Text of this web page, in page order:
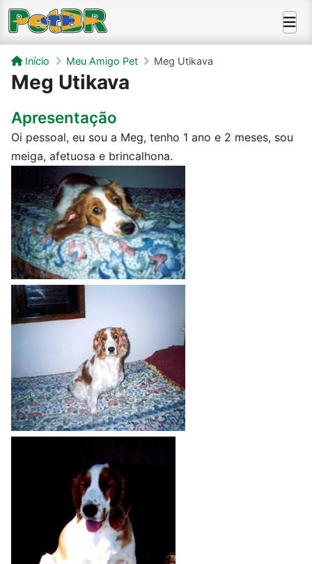
Início Meu Amigo Pet Meg Utikava
Meg Utikava
Apresentação
Oi pessoal, eu sou a Meg, tenho 1 ano e 2 meses, sou
meiga, afetuosa e brincalhona.